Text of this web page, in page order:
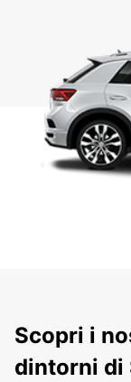
Scopri i
dintorni di